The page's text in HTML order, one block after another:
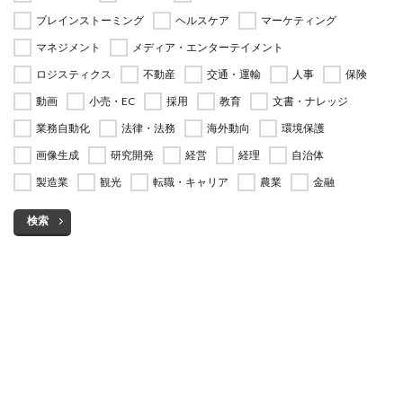
ブレインストーミング ヘルスケア
マーケティング
マネジメント
メディア・エンターテイメント
ロジスティクス
不動産 交通・運輸 人事
保険
動画
小売・EC 採用 教育
文書・ナレッジ
業務自動化
法律・法務 海外動向
環境保護
画像生成
研究開発 経営 経理
自治体
製造業
観光 転職・キャリア 農業 金融
検索